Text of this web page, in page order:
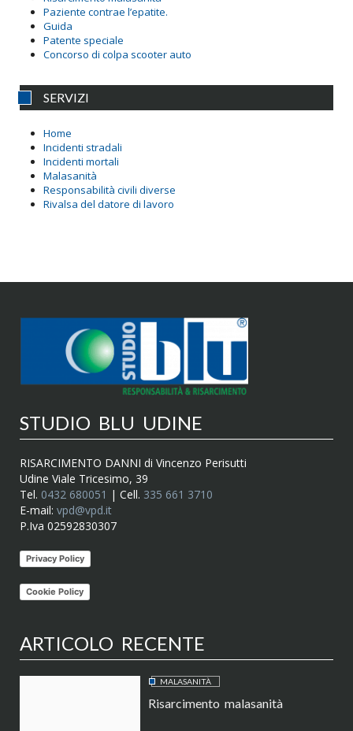
Paziente contrae l’epatite.
Guida
Patente speciale
Concorso di colpa scooter auto
SERVIZI
Home
Incidenti stradali
Incidenti mortali
Malasanità
Responsabilità civili diverse
Rivalsa del datore di lavoro
STUDIO BLU UDINE
RISARCIMENTO DANNI di Vincenzo Perisutti
Udine Viale Tricesimo, 39
Tel. 0432 680051 | Cell. 335 661 3710
E-mail: vpd@vpd.it
P.Iva 02592830307
Privacy Policy
Cookie Policy
ARTICOLO RECENTE
MALASANITÀ
Risarcimento malasanità